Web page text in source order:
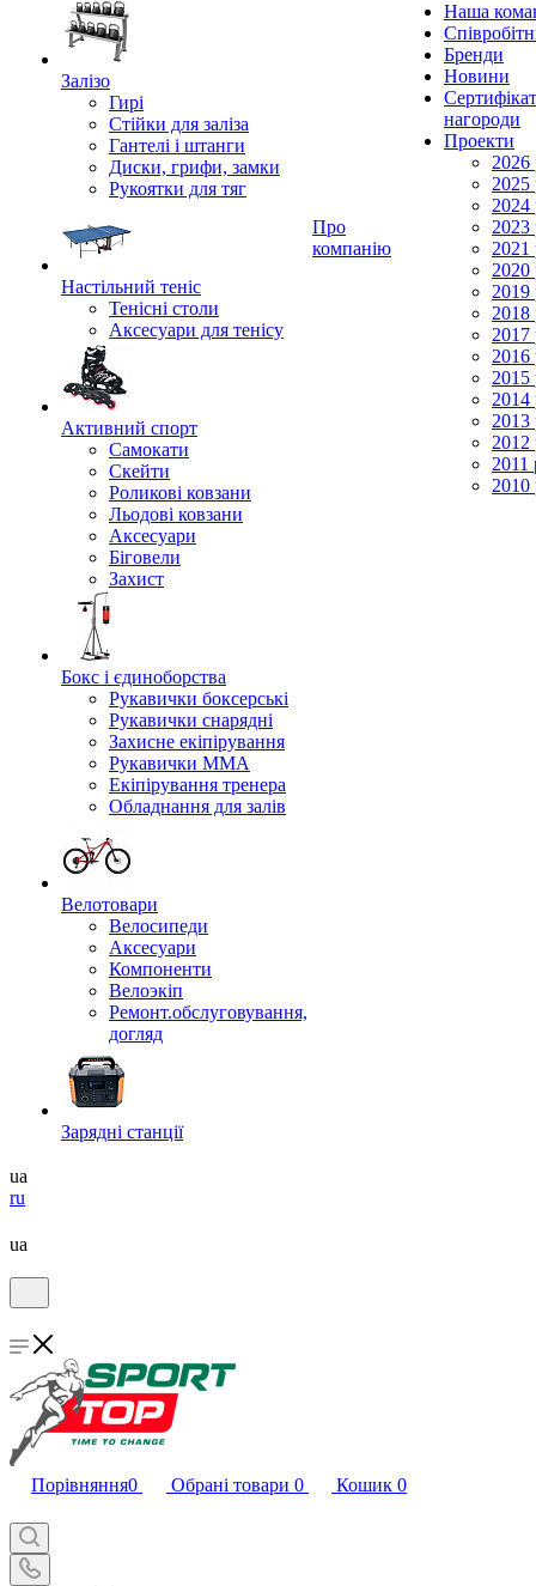
Залізо
Гирі
Стійки для заліза
Гантелі і штанги
Диски, грифи, замки
Рукоятки для тяг
Настільний теніс
Тенісні столи
Аксесуари для тенісу
Активний спорт
Самокати
Скейти
Роликові ковзани
Льодові ковзани
Аксесуари
Біговели
Захист
Бокс і єдиноборства
Рукавички боксерські
Рукавички снарядні
Захисне екіпірування
Рукавички ММА
Екіпірування тренера
Обладнання для залів
Велотовари
Велосипеди
Аксесуари
Компоненти
Велоэкіп
Ремонт.обслуговування,
догляд
Зарядні станції
Про
компанію
Наша
Бренди
Новини
нагороди
Проекти
2026
2025
2024
2023
2021
2020
2019
2018
2017
2016
2015
2014
2013
2012
2011
2010
ua
ru
ua
Порівняння0 Обрані товари 0 Кошик 0